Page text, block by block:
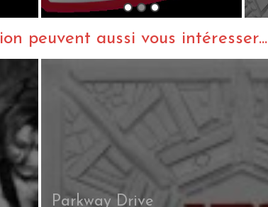
peuvent aussi vous intéresser...
Parkway Drive